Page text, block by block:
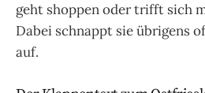
geht shoppen oder trifft sich
Dabei schnappt sie übrigens
auf.